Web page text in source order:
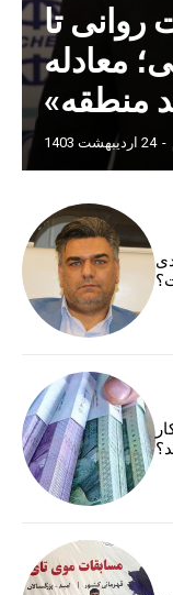
روانی تا
معادله
منطقه»
- 24 اردیبهشت 1403